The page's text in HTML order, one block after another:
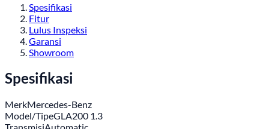
Spesifikasi
Fitur
Lulus Inspeksi
Garansi
Showroom
Spesifikasi
MerkMercedes-Benz
Model/TipeGLA200 1.3